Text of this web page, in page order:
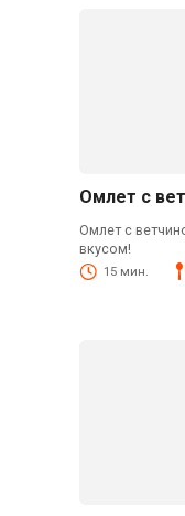
Омлет с
Омлет с
вкусом!
15 мин.